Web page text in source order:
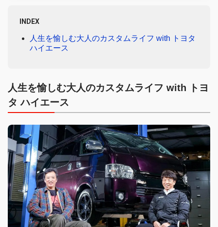
INDEX
人生を愉しむ大人のカスタムライフ with トヨタ
ハイエース
人生を愉しむ大人のカスタムライフ with トヨ
タ ハイエース